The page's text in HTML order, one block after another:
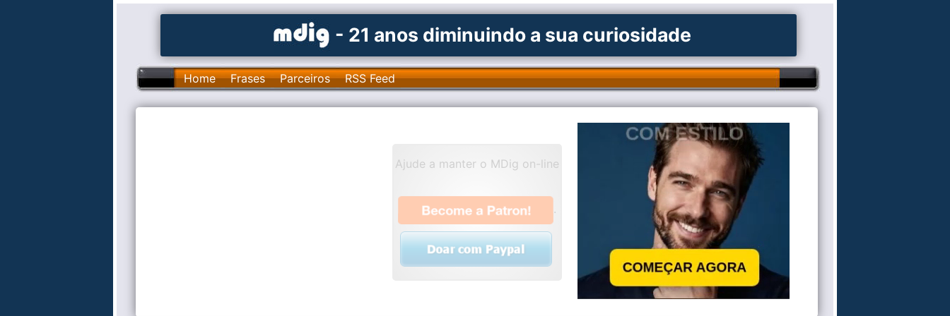
- 21 anos diminuindo a sua curiosidade
Home Frases Parceiros RSS Feed
Ajude a manter o MDig on-line
.